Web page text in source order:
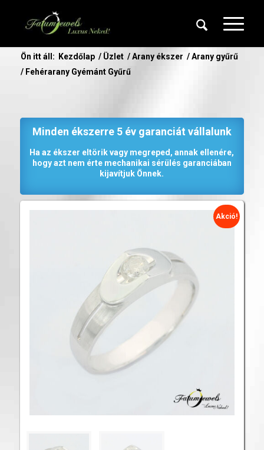
Ön itt áll: Kezdőlap / Üzlet / Arany ékszer / Arany gyűrű
/ Fehérarany Gyémánt Gyűrű
Minden ékszerre 5 év garanciát vállalunk
Ha az ékszer eltörik vagy megreped, annak ellenére,
hogy azt nem érte mechanikai sérülés garanciában
kijavítjuk Önnek.
Akció!